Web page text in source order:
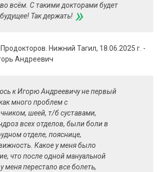
всём. С такими докторами будет
Так держать! »
Нижний Тагил, 18.06.2025 г. -
Андреевич
к Игорю Андреевичу не первый
много проблем с
шеей, т/б суставами,
всех отделов, были боли в
отделе, пояснице,
Какое у меня было
что после одной мануальной
меня перестало все болеть,